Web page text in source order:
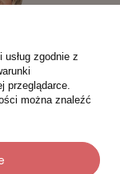
zgodnie z
przeglądarce.
można znaleźć